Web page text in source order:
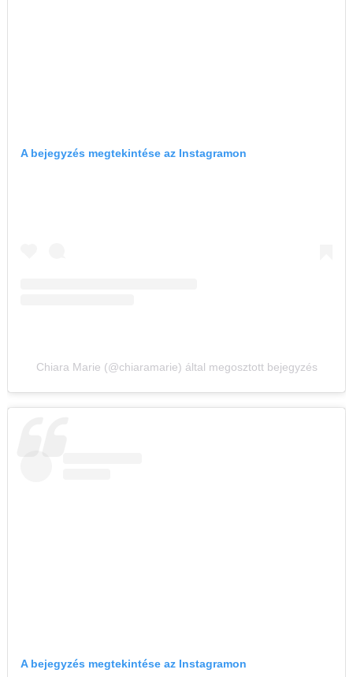
A bejegyzés megtekintése az Instagramon
Chiara Marie (@chiaramarie) által megosztott bejegyzés
A bejegyzés megtekintése az Instagramon